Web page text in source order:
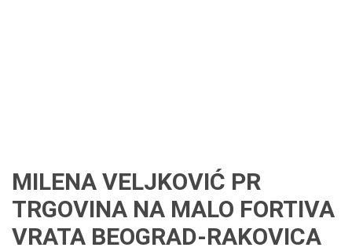
MILENA VELJKOVIĆ PR
TRGOVINA NA MALO FORTIVA
VRATA BEOGRAD-RAKOVICA